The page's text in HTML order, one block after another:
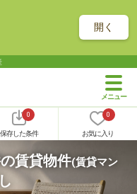
開く
0
保存した条件
0
お気に入り
賃貸物件(賃貸マン